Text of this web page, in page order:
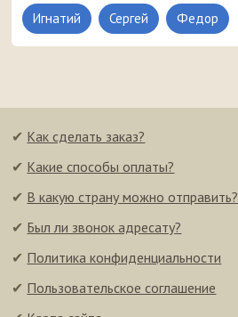
Игнатий Сергей Федор
✔ Как сделать заказ?
✔ Какие способы оплаты?
✔ В какую страну можно отправить?
✔ Был ли звонок адресату?
✔ Политика конфиденциальности
✔ Пользовательское соглашение